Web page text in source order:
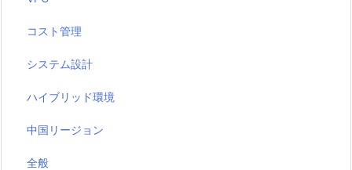
コスト管理
システム設計
ハイブリッド環境
中国リージョン
全般